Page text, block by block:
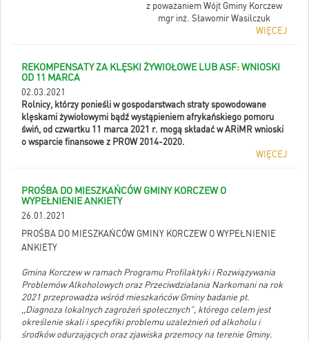
z poważaniem Wójt Gminy Korczew
mgr inż. Sławomir Wasilczuk
WIĘCEJ
REKOMPENSATY ZA KLĘSKI ŻYWIOŁOWE LUB ASF: WNIOSKI
OD 11 MARCA
02.03.2021
Rolnicy, którzy ponieśli w gospodarstwach straty spowodowane
klęskami żywiołowymi bądź wystąpieniem afrykańskiego pomoru
świń, od czwartku 11 marca 2021 r. mogą składać w ARiMR wnioski
o wsparcie finansowe z PROW 2014-2020.
WIĘCEJ
PROŚBA DO MIESZKAŃCÓW GMINY KORCZEW O
WYPEŁNIENIE ANKIETY
26.01.2021
PROŚBA DO MIESZKAŃCÓW GMINY KORCZEW O WYPEŁNIENIE
ANKIETY
Gmina Korczew w ramach Programu Profilaktyki i Rozwiązywania
Problemów Alkoholowych oraz Przeciwdziałania Narkomani na rok
2021 przeprowadza wśród mieszkańców Gminy badanie pt.
,,Diagnoza lokalnych zagrożeń społecznych”, którego celem jest
określenie skali i specyfiki problemu uzależnień od alkoholu i
środków odurzających oraz zjawiska przemocy na terenie Gminy.